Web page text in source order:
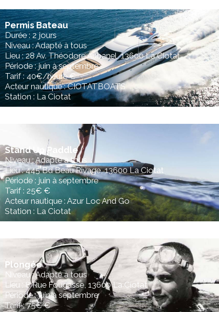
Permis Bateau
Durée : 2 jours
Niveau : Adapté à tous
Lieu : 28 Av. Théodore Aubanel, 13600 La Ciotat
Période : juin à septembre
Tarif : 40€/heure €
Acteur nautique : CIOTATBOATS
Station : La Ciotat
Stand Up Paddle
Niveau : Adapté à tous
Lieu : 445 Bd Beau Rivage, 13600 La Ciotat
Période : juin à septembre
Tarif : 25€ €
Acteur nautique : Azur Loc And Go
Station : La Ciotat
Plongée
Niveau : Adapté à tous
Lieu : 8 Rue Fougasse, 13600 La Ciotat
Période : juin à septembre
Tarif : 75€ €